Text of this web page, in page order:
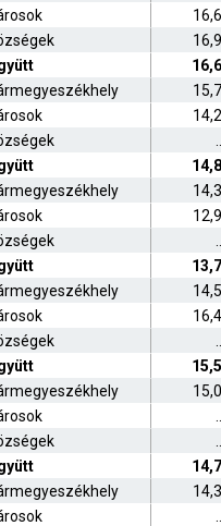
16,6
16,9
16,6
15,7
14,2
14,8
14,3
12,9
13,7
14,5
16,4
15,5
15,0
14,7
14,3